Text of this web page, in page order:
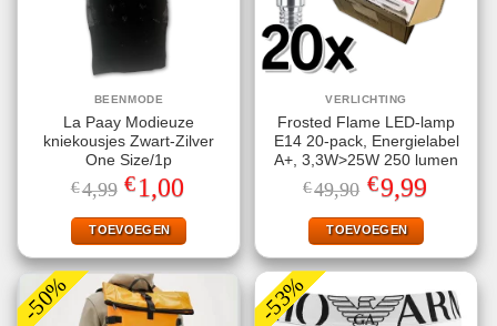
BEENMODE
La Paay Modieuze
kniekousjes Zwart-Zilver
One Size/1p
€4,99 Oorspronkelijke
prijs
was:
€4,99.
€1,00
is:
€1,00.
TOEVOEGEN
VERLICHTING
Frosted Flame LED-lamp
E14 20-pack, Energielabel
A+, 3,3W>25W 250 lumen
€49,90 Oorspronkelijke
prijs
was:
€49,90.
€9,99Huidige
prijs
TOEVOEGEN
-50% -53%